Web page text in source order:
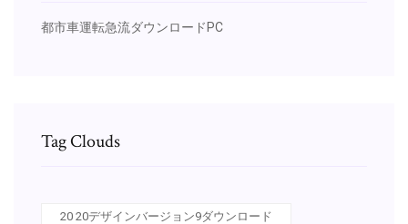
都市車運転急流ダウンロードPC
Tag Clouds
20 20デザインバージョン9ダウンロード